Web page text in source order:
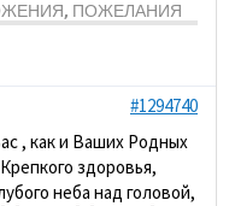
ПОЖЕЛАНИЯ
#1294740
, как и Ваших Родных
здоровья,
неба над головой,